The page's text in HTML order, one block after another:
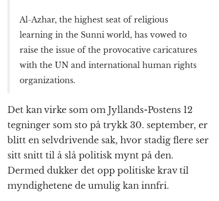
Al-Azhar, the highest seat of religious
learning in the Sunni world, has vowed to
raise the issue of the provocative caricatures
with the UN and international human rights
organizations.
Det kan virke som om Jyllands-Postens 12
tegninger som sto på trykk 30. september, er
blitt en selvdrivende sak, hvor stadig flere ser
sitt snitt til å slå politisk mynt på den.
Dermed dukker det opp politiske krav til
myndighetene de umulig kan innfri.